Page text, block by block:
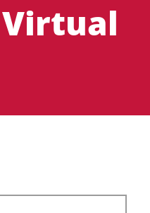
Virtual